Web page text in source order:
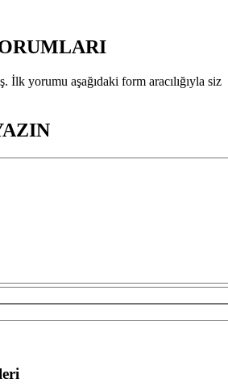
İlk yorumu aşağıdaki form aracılığıyla siz